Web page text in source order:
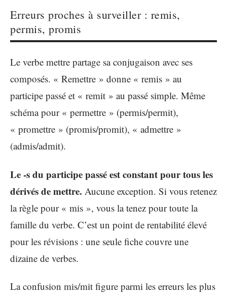
Erreurs proches à surveiller : remis,
permis, promis
Le verbe mettre partage sa conjugaison avec ses
composés. « Remettre » donne « remis » au
participe passé et « remit » au passé simple. Même
schéma pour « permettre » (permis/permit),
« promettre » (promis/promit), « admettre »
(admis/admit).
Le -s du participe passé est constant pour tous les
dérivés de mettre. Aucune exception. Si vous retenez
la règle pour « mis », vous la tenez pour toute la
famille du verbe. C’est un point de rentabilité élevé
pour les révisions : une seule fiche couvre une
dizaine de verbes.
La confusion mis/mit figure parmi les erreurs les plus